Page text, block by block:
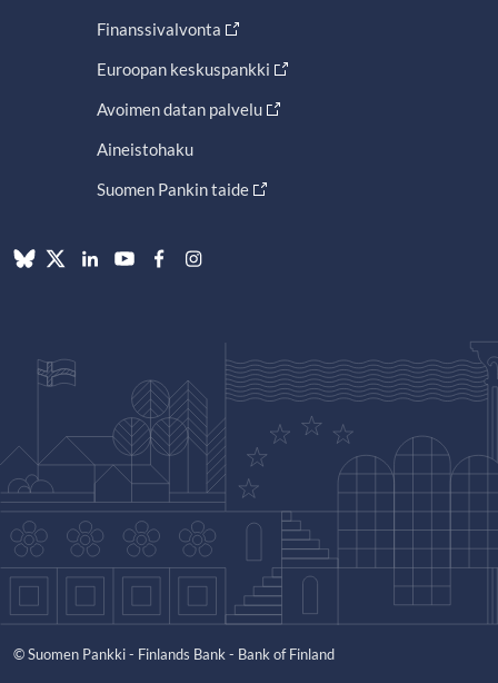
Finanssivalvonta
Euroopan keskuspankki
Avoimen datan palvelu
Aineistohaku
Suomen Pankin taide
© Suomen Pankki - Finlands Bank - Bank of Finland